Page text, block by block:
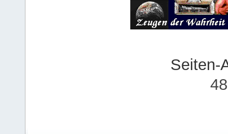
Seiten-